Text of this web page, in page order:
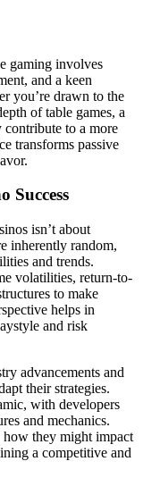
gaming involves
and a keen
you’re drawn to the
of table games, a
to a more
transforms passive
Success
isn’t about
inherently random,
and trends.
volatilities, return-to-
to make
helps in
and risk
advancements and
their strategies.
with developers
and mechanics.
how they might impact
a competitive and